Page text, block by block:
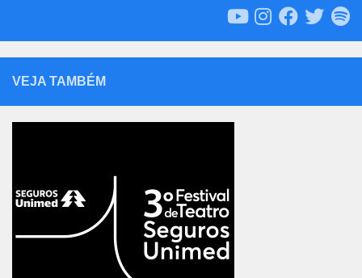
VEJA TAMBÉM